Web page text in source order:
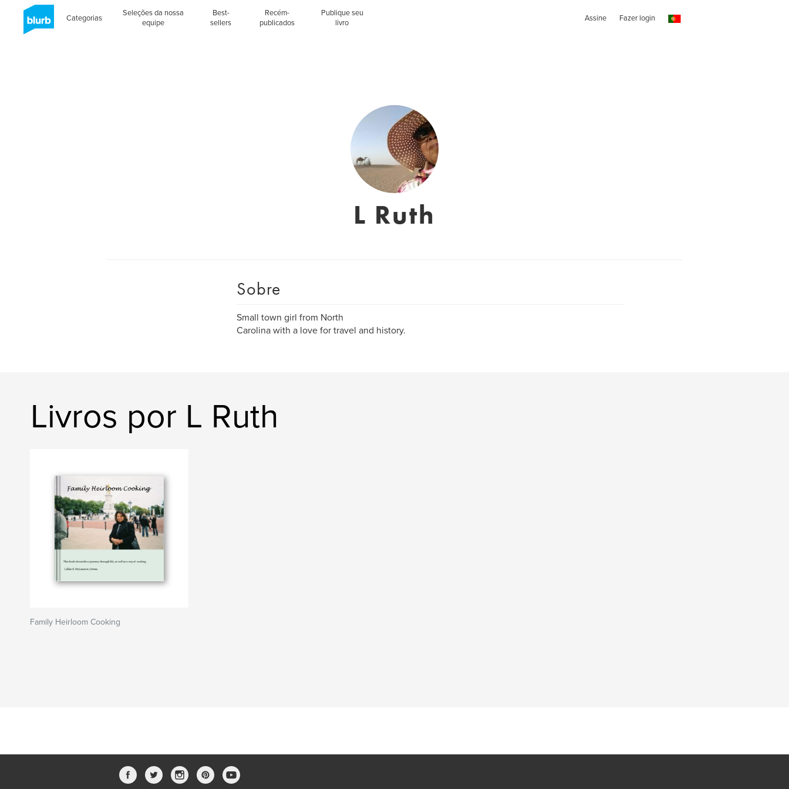
Categorias
Seleções da nossa
equipe
Best-
sellers
Recém-
publicados
Publique seu
livro
Assine Fazer login
L Ruth
Sobre
Small town girl from North
Carolina with a love for travel and history.
Livros por L Ruth
Family Heirloom Cooking